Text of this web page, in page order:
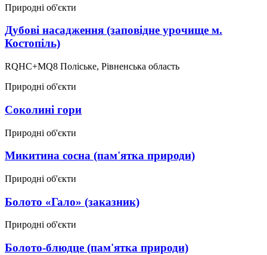
Природні об'єкти
Дубові насадження (заповідне урочище м.
Костопіль)
RQHC+MQ8 Поліське, Рівненська область
Природні об'єкти
Соколині гори
Природні об'єкти
Микитина сосна (пам'ятка природи)
Природні об'єкти
Болото «Гало» (заказник)
Природні об'єкти
Болото-блюдце (пам'ятка природи)